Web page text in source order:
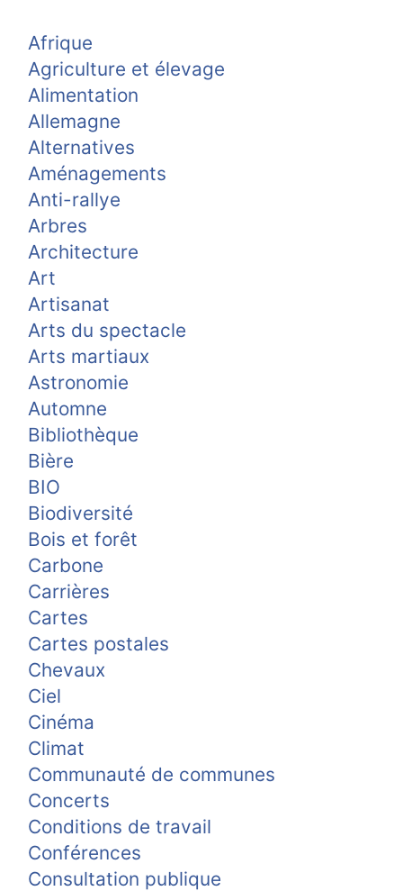
Afrique
Agriculture et élevage
Alimentation
Allemagne
Alternatives
Aménagements
Anti-rallye
Arbres
Architecture
Art
Artisanat
Arts du spectacle
Arts martiaux
Astronomie
Automne
Bibliothèque
Bière
BIO
Biodiversité
Bois et forêt
Carbone
Carrières
Cartes
Cartes postales
Chevaux
Ciel
Cinéma
Climat
Communauté de communes
Concerts
Conditions de travail
Conférences
Consultation publique